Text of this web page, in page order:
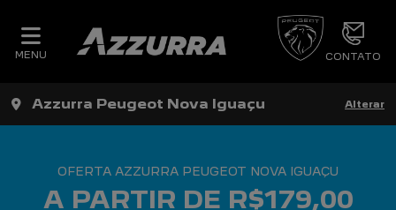
MENU CONTATO
Azzurra Peugeot Nova Iguaçu Alterar
OFERTA AZZURRA PEUGEOT NOVA IGUAÇU
A PARTIR DE R$179,00